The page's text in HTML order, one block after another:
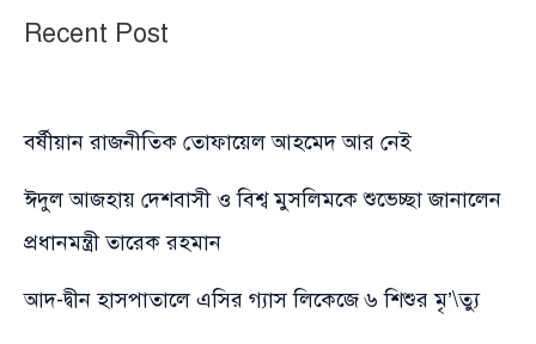
Recent Post
বর্ষীয়ান রাজনীতিক তোফায়েল আহমেদ আর নেই
ঈদুল আজহায় দেশবাসী ও বিশ্ব মুসলিমকে শুভেচ্ছা জানালেন
প্রধানমন্ত্রী তারেক রহমান
আদ-দ্বীন হাসপাতালে এসির গ্যাস লিকেজে ৬ শিশুর মৃ’\ত্যু